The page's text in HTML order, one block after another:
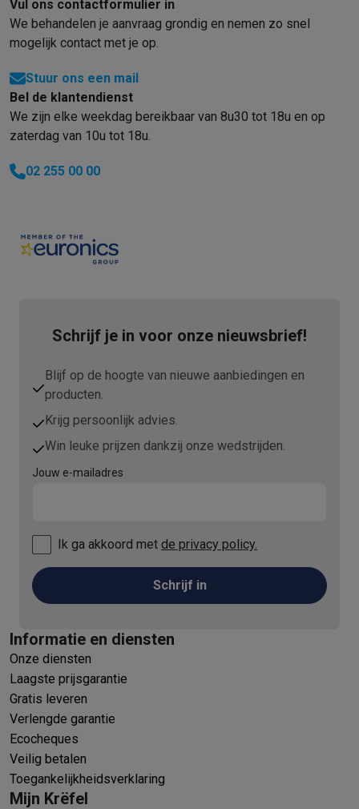
Vul ons contactformulier in
We behandelen je aanvraag grondig en nemen zo snel
mogelijk contact met je op.
Stuur ons een mail
Bel de klantendienst
We zijn elke weekdag bereikbaar van 8u30 tot 18u en op
zaterdag van 10u tot 18u.
02 255 00 00
Schrijf je in voor onze nieuwsbrief!
Blijf op de hoogte van nieuwe aanbiedingen en
producten.
Krijg persoonlijk advies.
Win leuke prijzen dankzij onze wedstrijden.
Jouw e-mailadres
Ik ga akkoord met de privacy policy.
Schrijf in
Informatie en diensten
Onze diensten
Laagste prijsgarantie
Gratis leveren
Verlengde garantie
Ecocheques
Veilig betalen
Toegankelijkheidsverklaring
Mijn Krëfel